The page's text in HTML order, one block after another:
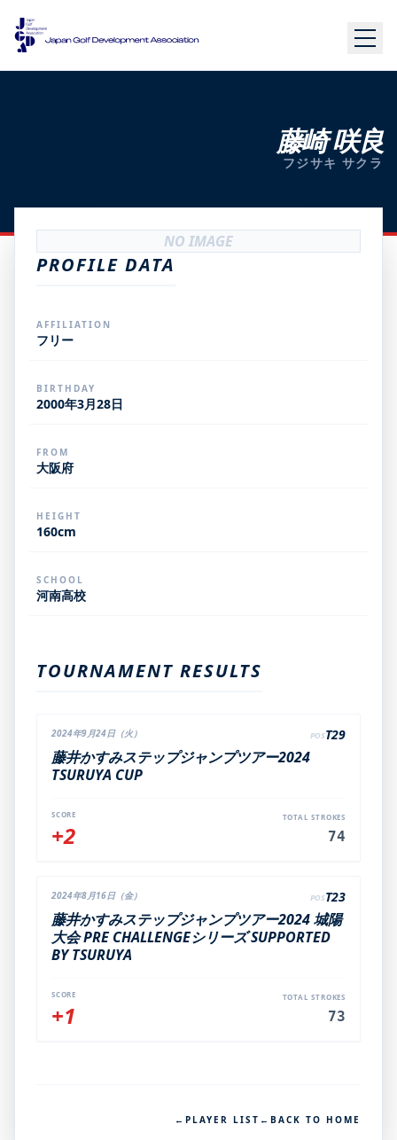
藤崎 咲良
フジサキ サクラ
NO IMAGE
PROFILE DATA
AFFILIATION
フリー
BIRTHDAY
2000年3月28日
FROM
大阪府
HEIGHT
160cm
SCHOOL
河南高校
TOURNAMENT RESULTS
2024年9月24日（火） POST29
藤井かすみステップジャンプツアー2024
TSURUYA CUP
SCORE
+2
TOTAL STROKES
74
2024年8月16日（金） POST23
藤井かすみステップジャンプツアー2024 城陽
大会 PRE CHALLENGEシリーズ SUPPORTED
BY TSURUYA
SCORE
+1
TOTAL STROKES
73
← PLAYER LIST ← BACK TO HOME